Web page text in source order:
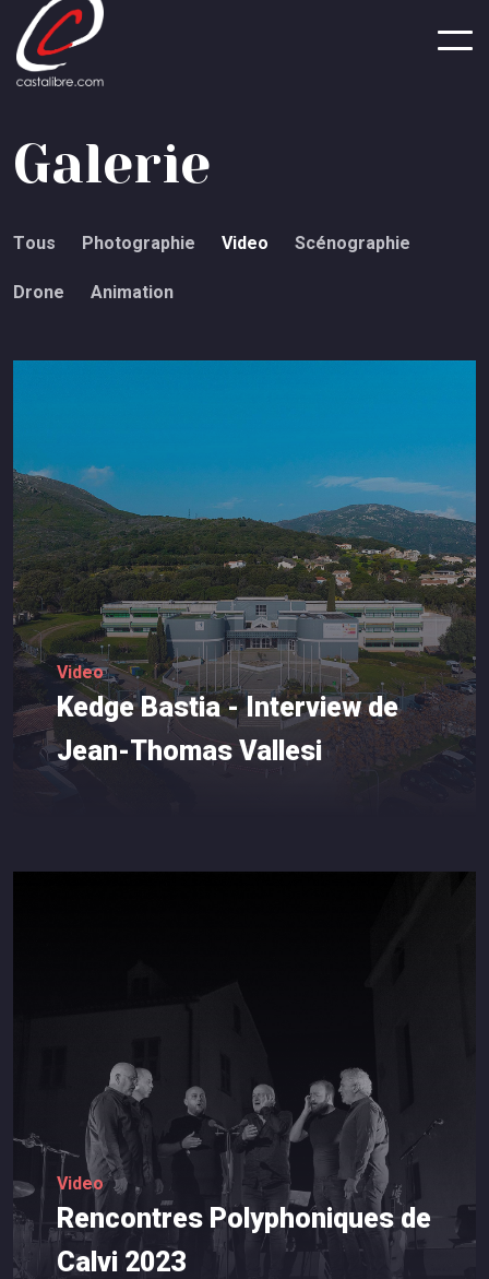
Galerie
Tous Photographie Video Scénographie
Drone Animation
Video
Kedge Bastia - Interview de
Jean-Thomas Vallesi
Video
Rencontres Polyphoniques de
Calvi 2023
Panneau de gestion des cookies